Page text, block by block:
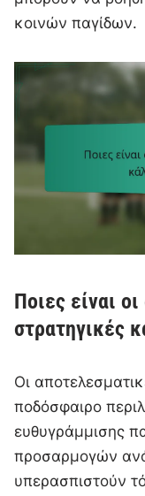
κοινών παγίδων.
Ποιες είναι
στρατηγικές
Οι
ποδόσφαιρο
ευθυγράμμισης
προσαρμογών
υπερασπιστούν